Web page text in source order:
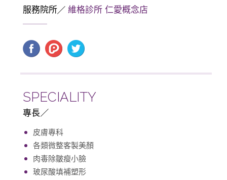
服務院所 維格診所 仁愛概念店
SPECIALITY
專長
皮膚專科
各類微整客製美顏
肉毒除皺瘦小臉
玻尿酸填補塑形